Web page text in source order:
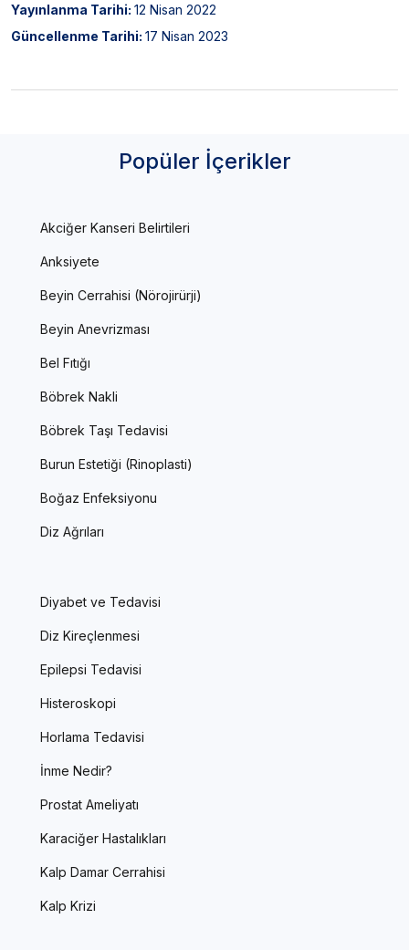
Yayınlanma Tarihi: 12 Nisan 2022
Güncellenme Tarihi: 17 Nisan 2023
Popüler İçerikler
Akciğer Kanseri Belirtileri
Anksiyete
Beyin Cerrahisi (Nörojirürji)
Beyin Anevrizması
Bel Fıtığı
Böbrek Nakli
Böbrek Taşı Tedavisi
Burun Estetiği (Rinoplasti)
Boğaz Enfeksiyonu
Diz Ağrıları
Diyabet ve Tedavisi
Diz Kireçlenmesi
Epilepsi Tedavisi
Histeroskopi
Horlama Tedavisi
İnme Nedir?
Prostat Ameliyatı
Karaciğer Hastalıkları
Kalp Damar Cerrahisi
Kalp Krizi